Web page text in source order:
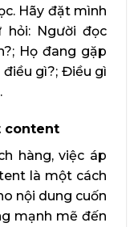
Hãy đặt mình
Người đọc
Họ đang gặp
gì?; Điều gì
content
hàng, việc áp
là một cách
nội dung cuốn
mạnh mẽ đến